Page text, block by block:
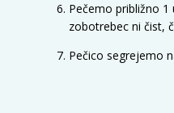
Pečemo približno
zobotrebec ni čist,
Pečico segrejemo